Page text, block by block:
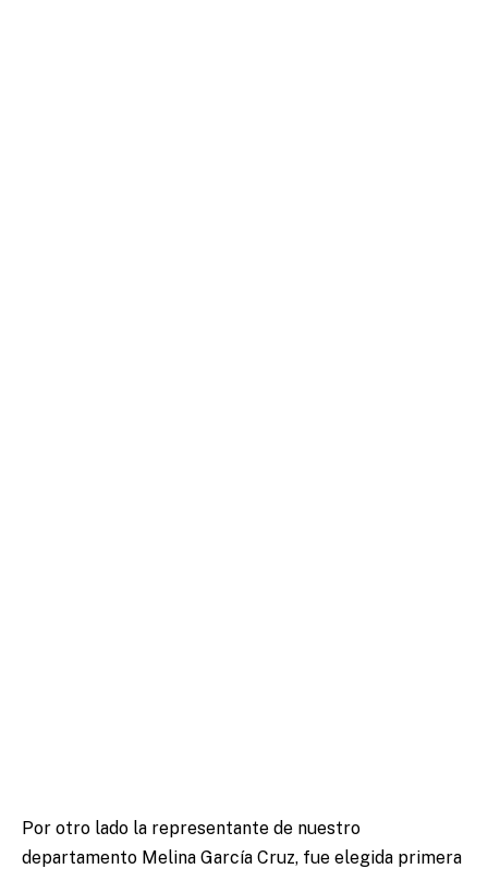
Por otro lado la representante de nuestro
departamento Melina García Cruz, fue elegida primera